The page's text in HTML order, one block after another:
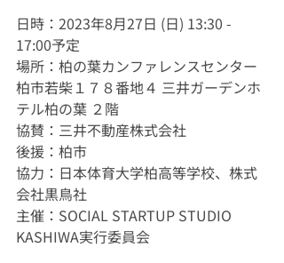
日時：2023年8月27日 (日) 13:30 -
17:00予定
場所：柏の葉カンファレンスセンター
柏市若柴１７８番地４ 三井ガーデンホ
テル柏の葉 ２階
協賛：三井不動産株式会社
後援：柏市
協力：日本体育大学柏高等学校、株式
会社黒鳥社
主催：SOCIAL STARTUP STUDIO
KASHIWA実行委員会